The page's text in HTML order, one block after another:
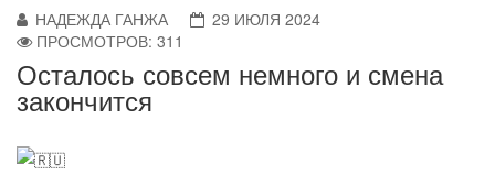
НАДЕЖДА ГАНЖА
29 ИЮЛЯ 2024
ПРОСМОТРОВ: 311
Осталось совсем немного и смена
закончится